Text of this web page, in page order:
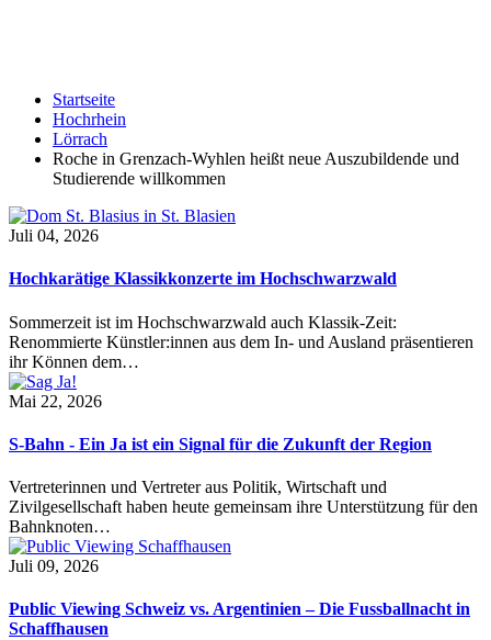
Startseite
Hochrhein
Lörrach
Roche in Grenzach-Wyhlen heißt neue Auszubildende und
Studierende willkommen
Juli 04, 2026
Hochkarätige Klassikkonzerte im Hochschwarzwald
Sommerzeit ist im Hochschwarzwald auch Klassik-Zeit:
Renommierte Künstler:innen aus dem In- und Ausland präsentieren
ihr Können dem…
Mai 22, 2026
S-Bahn - Ein Ja ist ein Signal für die Zukunft der Region
Vertreterinnen und Vertreter aus Politik, Wirtschaft und
Zivilgesellschaft haben heute gemeinsam ihre Unterstützung für den
Bahnknoten…
Juli 09, 2026
Public Viewing Schweiz vs. Argentinien – Die Fussballnacht in
Schaffhausen